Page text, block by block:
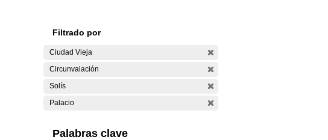
Filtrado por
Ciudad Vieja
Circunvalación
Solís
Palacio
Palabras clave